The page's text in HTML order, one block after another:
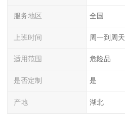
服务地区 全国
上班时间 周一到周天
适用范围 危险品
是否定制 是
产地 湖北